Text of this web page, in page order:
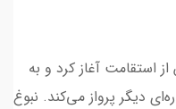
استقامت آغاز کرد و به
دیگر پرواز می‌کند. نبوغ